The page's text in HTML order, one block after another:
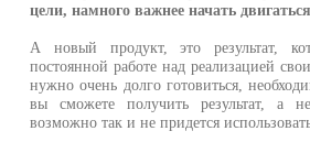
цели, намного важнее начать
А новый продукт, это результат,
постоянной работе над реализацией
нужно очень долго готовиться,
вы сможете получить результат, а
возможно так и не придется